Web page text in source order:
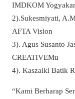
IMDKOM
2).Sukesmiyati,
AFTA Vision
3). Agus Susanto
CREATIVEMu
4). Kaszaiki Batik
“Kami Berharap